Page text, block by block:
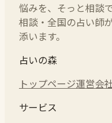
悩みを、そっと相談
相談・全国の占い師
添います。
占いの森
トップページ運営会
サービス